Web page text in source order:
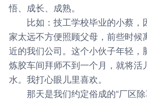
悟、成长、成熟。
比如：技工学校毕业的小蔡，
家太远不方便照顾父母，前些时候
近的我们公司。这个小伙子年轻，
炼胶车间拜师不到一个月，就将活
水。我打心眼儿里喜欢。
那天是我们约定俗成的“厂区除